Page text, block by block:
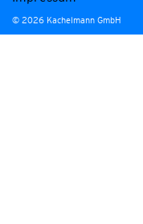
© 2026 Kachelmann GmbH